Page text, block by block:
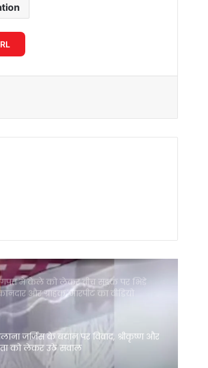
भाग्य विधाता’ की बॉक्स ऑफिस पर
शुरुआत, पहले दिन कंगना रनौत की
ने कमाए सिर्फ 1 करोड़ रुपये
जांगड़ा की मुश्किलें, NCW ने भेजा समन
में गुरु रंधावा के जिम पर फायरिंग, लॉरेंस
और ग्राहक, मारपीट का वीडियो
जर्जिस के बयान पर विवाद, श्रीकृष्ण और
को लेकर उठे सवाल
मान का कांग्रेस पर बड़ा हमला, बोले-
बनने से पहले ही कुर्सी की लड़ाई शुरू